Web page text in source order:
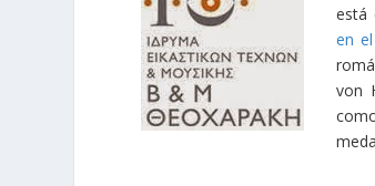
está
en
von